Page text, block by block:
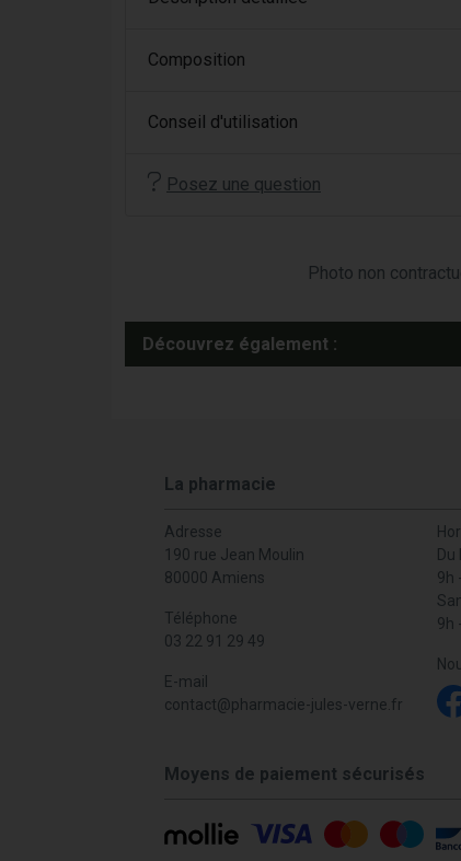
Composition
Conseil d'utilisation
Posez une question
Photo non
Découvrez également :
La pharmacie
Adresse
190 rue Jean Moulin
80000 Amiens
Téléphone
03 22 91 29 49
E-mail
contact@pharmacie-jules-verne.fr
Du
9h
9h
Moyens de paiement sécurisés